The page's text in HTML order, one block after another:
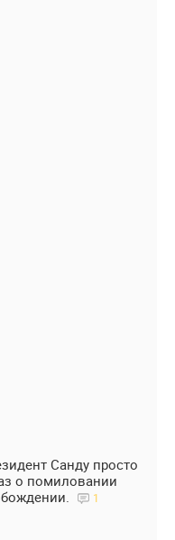
Санду просто
о помиловании
1